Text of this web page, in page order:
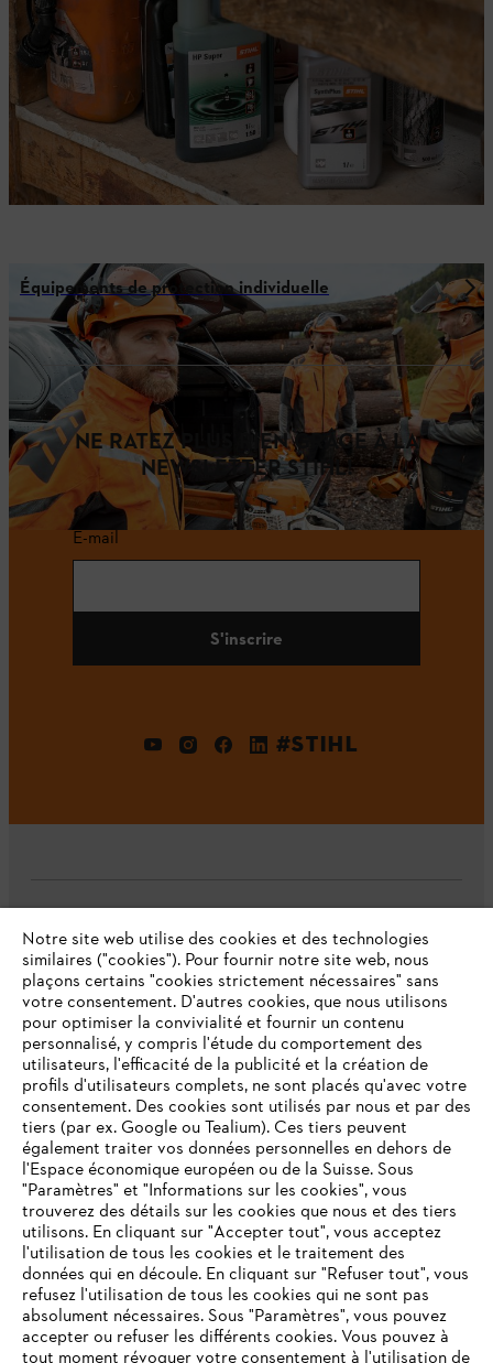
Équipements de protection individuelle
NE RATEZ PLUS RIEN GRÂCE À LA
NEWSLETTER STIHL!
E-mail
S'inscrire
#STIHL
L'Entreprise
Questions fréquentes
Service
Politique de protection des données
Mentions légales Cookies
Informations juridiques
VOTRE NAVIGATEUR INTERNET
N'EST PLUS PRIS EN CHARGE
Vous utilisez un navigateur Internet que nous ne prenons plus
en charge, et certaines fonctionnalités de notre site ne
peuvent fonctionner correctement. Pour une utilisation
Notre site web utilise des cookies et des technologies
similaires ("cookies"). Pour fournir notre site web, nous
plaçons certains "cookies strictement nécessaires" sans
votre consentement. D'autres cookies, que nous utilisons
pour optimiser la convivialité et fournir un contenu
personnalisé, y compris l'étude du comportement des
utilisateurs, l'efficacité de la publicité et la création de
profils d'utilisateurs complets, ne sont placés qu'avec votre
consentement. Des cookies sont utilisés par nous et par des
tiers (par ex. Google ou Tealium). Ces tiers peuvent
également traiter vos données personnelles en dehors de
l'Espace économique européen ou de la Suisse. Sous
"Paramètres" et "Informations sur les cookies", vous
trouverez des détails sur les cookies que nous et des tiers
utilisons. En cliquant sur "Accepter tout", vous acceptez
l'utilisation de tous les cookies et le traitement des
données qui en découle. En cliquant sur "Refuser tout", vous
refusez l'utilisation de tous les cookies qui ne sont pas
absolument nécessaires. Sous "Paramètres", vous pouvez
accepter ou refuser les différents cookies. Vous pouvez à